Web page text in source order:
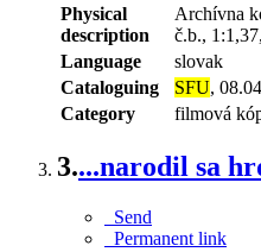
Physical
description
Archívna
č.b.,
Language
slovak
Cataloguing
SFU,
Category
filmová
3....narodil sa
Send
Permanent link